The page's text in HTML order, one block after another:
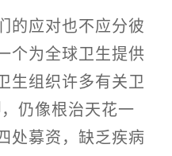
的应对也不应分彼
个为全球卫生提供
生组织许多有关卫
，仍像根治天花一
处募资，缺乏疾病